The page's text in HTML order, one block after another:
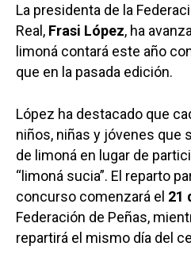
La presidenta de la
Real, Frasi López, ha
limoná contará este año
que en la pasada edición.
López ha destacado que
niños, niñas y jóvenes que
de limoná en lugar de
“limoná sucia”. El reparto
concurso comenzará el 21
Federación de Peñas,
repartirá el mismo día del